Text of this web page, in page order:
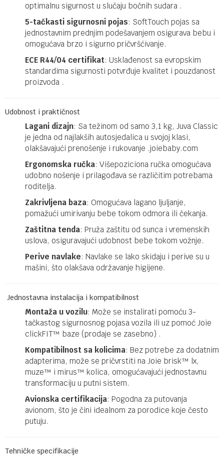
optimalnu sigurnost u slučaju bočnih sudara .​
5-tačkasti sigurnosni pojas: SoftTouch pojas sa
jednostavnim prednjim podešavanjem osigurava bebu i
omogućava brzo i sigurno pričvršćivanje.​
ECE R44/04 certifikat: Usklađenost sa evropskim
standardima sigurnosti potvrđuje kvalitet i pouzdanost
proizvoda .​
Udobnost i praktičnost
Lagani dizajn: Sa težinom od samo 3,1 kg, Juva Classic
je jedna od najlakših autosjedalica u svojoj klasi,
olakšavajući prenošenje i rukovanje .​joiebaby.com
Ergonomska ručka: Višepoziciona ručka omogućava
udobno nošenje i prilagođava se različitim potrebama
roditelja.​
Zakrivljena baza: Omogućava lagano ljuljanje,
pomažući umirivanju bebe tokom odmora ili čekanja.​
Zaštitna tenda: Pruža zaštitu od sunca i vremenskih
uslova, osiguravajući udobnost bebe tokom vožnje.​
Perive navlake: Navlake se lako skidaju i perive su u
mašini, što olakšava održavanje higijene.​
Jednostavna instalacija i kompatibilnost
Montaža u vozilu: Može se instalirati pomoću 3-
tačkastog sigurnosnog pojasa vozila ili uz pomoć Joie
clickFIT™ baze (prodaje se zasebno) .​
Kompatibilnost sa kolicima: Bez potrebe za dodatnim
adapterima, može se pričvrstiti na Joie brisk™ lx,
muze™ i mirus™ kolica, omogućavajući jednostavnu
transformaciju u putni sistem.
Avionska certifikacija: Pogodna za putovanja
avionom, što je čini idealnom za porodice koje često
putuju.​
Tehničke specifikacije